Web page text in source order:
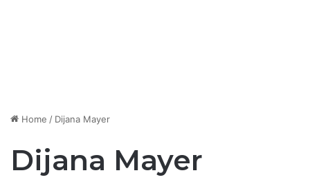
Home / Dijana Mayer
Dijana Mayer